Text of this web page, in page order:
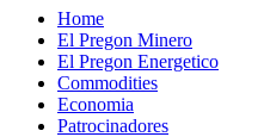
Home
El Pregon Minero
El Pregon Energetico
Commodities
Economia
Patrocinadores